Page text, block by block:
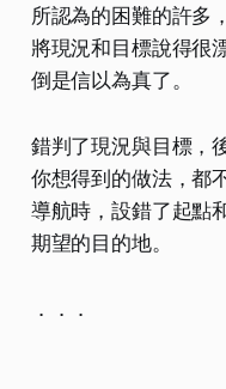
所認為的困難的許多
將現況和目標說得很
倒是信以為真了。
錯判了現況與目標，
你想得到的做法，都
導航時，設錯了起點
期望的目的地。
．．．